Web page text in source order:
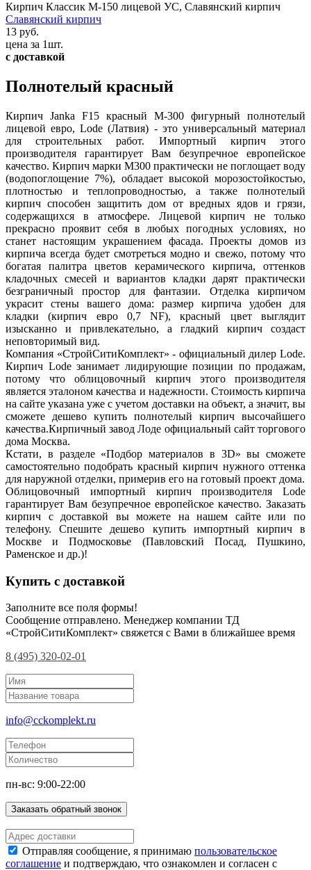
Кирпич Классик М-150 лицевой УС, Славянский кирпич
Славянский кирпич
13 руб.
цена за 1шт.
с доставкой
Полнотелый красный
Кирпич Janka F15 красный М-300 фигурный полнотелый
лицевой евро, Lode (Латвия) - это универсальный материал
для строительных работ. Импортный кирпич этого
производителя гарантирует Вам безупречное европейское
качество. Кирпич марки М300 практически не поглощает воду
(водопоглощение 7%), обладает высокой морозостойкостью,
плотностью и теплопроводностью, а также полнотелый
кирпич способен защитить дом от вредных ядов и грязи,
содержащихся в атмосфере. Лицевой кирпич не только
прекрасно проявит себя в любых погодных условиях, но
станет настоящим украшением фасада. Проекты домов из
кирпича всегда будет смотреться модно и свежо, потому что
богатая палитра цветов керамического кирпича, оттенков
кладочных смесей и вариантов кладки дарят практически
безграничный простор для фантазии. Отделка кирпичом
украсит стены вашего дома: размер кирпича удобен для
кладки (кирпич евро 0,7 NF), красный цвет выглядит
изысканно и привлекательно, а гладкий кирпич создаст
неповторимый вид.
Компания «СтройСитиКомплект» - официальный дилер Lode.
Кирпич Lode занимает лидирующие позиции по продажам,
потому что облицовочный кирпич этого производителя
является эталоном качества и надежности. Стоимость кирпича
на сайте указана уже с учетом доставки на объект, а значит, вы
сможете дешево купить полнотелый кирпич высочайшего
качества.Кирпичный завод Лоде официальный сайт торгового
дома Москва.
Кстати, в разделе «Подбор материалов в 3D» вы сможете
самостоятельно подобрать красный кирпич нужного оттенка
для наружной отделки, примерив его на готовый проект дома.
Облицовочный импортный кирпич производителя Lode
гарантирует Вам безупречное европейское качество. Заказать
кирпич с доставкой вы можете на нашем сайте или по
телефону. Спешите дешево купить импортный кирпич в
Москве и Подмосковье (Павловский Посад, Пушкино,
Раменское и др.)!
Купить с доставкой
Заполните все поля формы!
Сообщение отправлено. Менеджер компании ТД
«СтройСитиКомплект» свяжется с Вами в ближайшее время
8 (495) 320-02-01
info@cckomplekt.ru
пн-вс: 9:00-22:00
Заказать обратный звонок
Отправляя сообщение, я принимаю пользовательское
соглашение и подтверждаю, что ознакомлен и согласен с